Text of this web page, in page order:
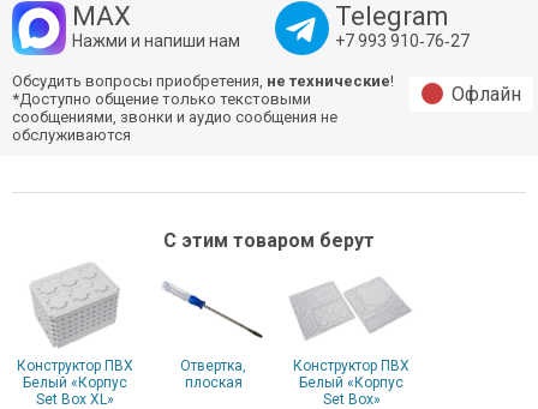
MAX
Нажми и напиши нам
Telegram
+7 993 910‑76‑27
Обсудить вопросы приобретения, не технические!
*Доступно общение только текстовыми
сообщениями, звонки и аудио сообщения не
обслуживаются
Офлайн
С этим товаром берут
Конструктор ПВХ
Белый «Корпус
Set Box XL»
Отвертка,
плоская
Конструктор ПВХ
Белый «Корпус
Set Box»